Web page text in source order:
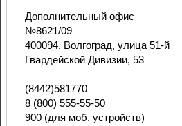
Дополнительный офис
№8621/09
400094, Волгоград, улица 51-й
Гвардейской Дивизии, 53
(8442)581770
8 (800) 555-55-50
900 (для моб. устройств)